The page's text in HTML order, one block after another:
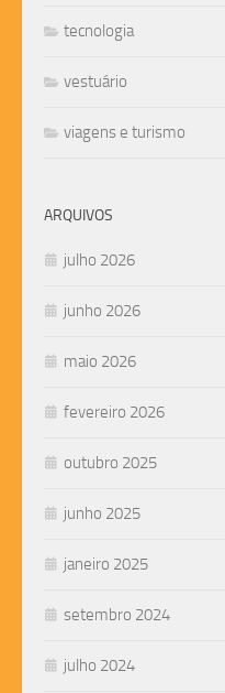
tecnologia
vestuário
viagens e turismo
ARQUIVOS
julho 2026
junho 2026
maio 2026
fevereiro 2026
outubro 2025
junho 2025
janeiro 2025
setembro 2024
julho 2024